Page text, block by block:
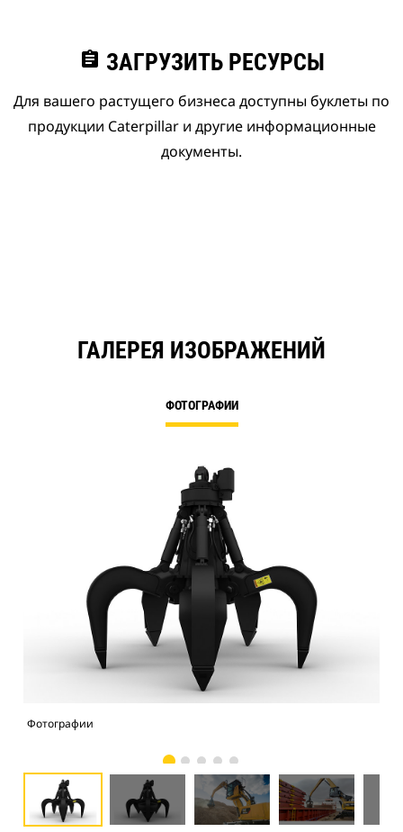
assignment ЗАГРУЗИТЬ РЕСУРСЫ
Для вашего растущего бизнеса доступны буклеты по
продукции Caterpillar и другие информационные
документы.
ГАЛЕРЕЯ ИЗОБРАЖЕНИЙ
ФОТОГРАФИИ
Фотографии